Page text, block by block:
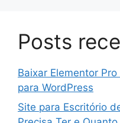
Posts
Baixar Elementor
para WordPress
Site para Escritório